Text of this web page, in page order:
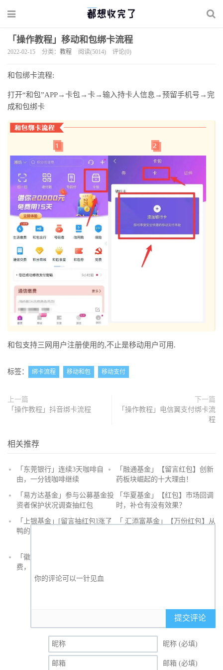
「操作教程」移动和包绑卡流程
2022-02-15 分类： 教程 阅读(5014) 评论(0)
和包绑卡流程:
打开“和包”APP→卡包→卡→输入持卡人信息→预留手机号→完
成和包绑卡
和包支持三网用户注册使用的,不止是移动用户可用.
标签： 绑卡流程 移动和包 移动支付
上一篇
「操作教程」抖音绑卡流程
下一篇
「操作教程」电信翼支付绑卡流
程
相关推荐
「东莞银行」连续3天咖啡自
由，一分钱咖啡继续
「融通基金」【留言红包】创新
药板块崛起的十大理由！
「易方达基金」参与公募基金投
资者保护状况调查抽红包
「华夏基金」【红包】市场回调
时，补仓有没有效果？
「上银基金」[留言抽红包]​涨了
鸭的投资旅途
「 汇添富基金」【万份红包】从
「徽商银行」手机银行充值话
费，至高立减30元
提交评论
昵称 (必填)
邮箱 (必填)